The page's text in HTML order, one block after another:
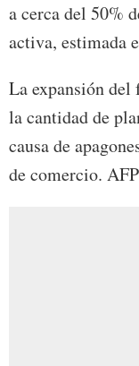
a cerca del 50%
activa, estimada
La expansión del
la cantidad de
causa de
de comercio.